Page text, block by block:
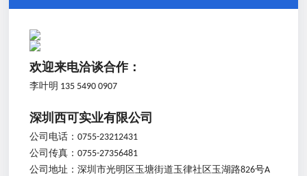
欢迎来电洽谈合作：
李叶明 135 5490 0907
深圳西可实业有限公司
公司电话：0755-23212431
公司传真：0755-27356481
公司地址：深圳市光明区玉塘街道玉律社区玉湖路826号A